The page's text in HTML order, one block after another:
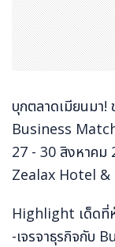
บุกตลาดเมียนมา!
Business
27 - 30 สิงหาคม
Zealax Hotel &
Highlight เด็ดที่
-เจรจาธุรกิจกับ